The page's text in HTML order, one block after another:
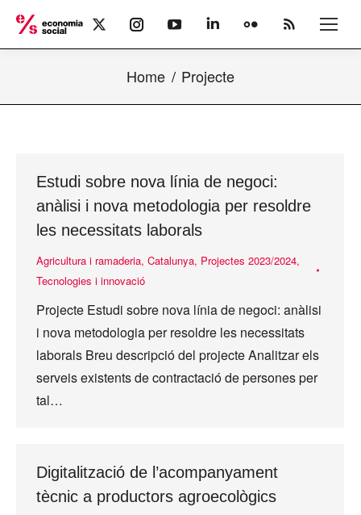
X
page
window
Instagram
page
in
window
YouTube
page
in
window
Linkedin
page
in
window
Flickr
page
window
Rss
page
window
Home Projecte
Estudi sobre nova línia de negoci:
anàlisi i nova metodologia per resoldre
les necessitats laborals
Agricultura i ramaderia, Catalunya, Projectes 2023/2024,
Tecnologies i innovació
Projecte Estudi sobre nova línia de negoci: anàlisi
i nova metodologia per resoldre les necessitats
laborals Breu descripció del projecte Analitzar els
serveis existents de contractació de persones per
tal…
Digitalització de l’acompanyament
tècnic a productors agroecològics